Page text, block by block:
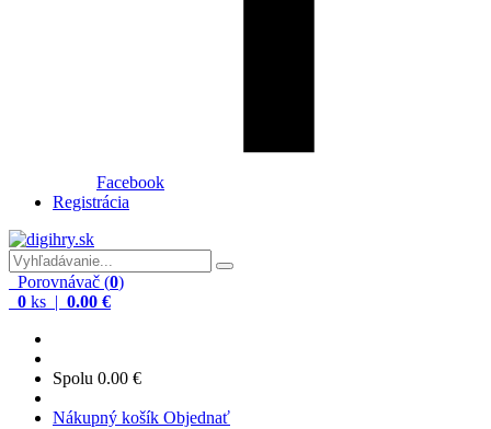
Facebook
Registrácia
Porovnávač (0)
0 ks | 0.00 €
Spolu 0.00 €
Nákupný košík Objednať